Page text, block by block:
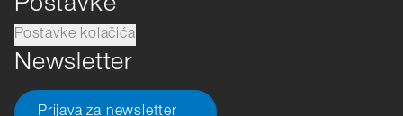
Postavke
Postavke kolačića
Newsletter
Prijava za newsletter